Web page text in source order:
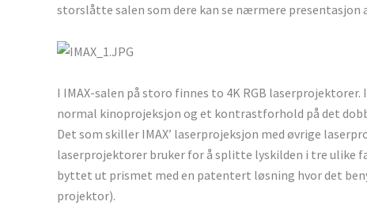
storslåtte salen som dere kan se nærmere presentasjon
I IMAX-salen på storo finnes to 4K RGB
normal kinoprojeksjon og et kontrastforhold på det
Det som skiller IMAX’ laserprojeksjon med øvrige
laserprojektorer bruker for å splitte lyskilden i tre ulike
byttet ut prismet med en patentert løsning hvor det
projektor).